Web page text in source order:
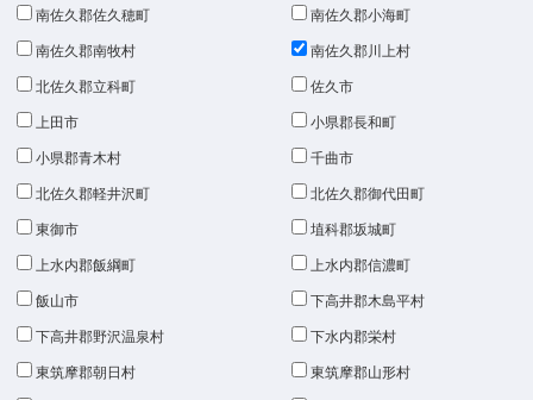
南佐久郡佐久穂町 南佐久郡小海町
南佐久郡南牧村 南佐久郡川上村
北佐久郡立科町 佐久市
上田市 小県郡長和町
小県郡青木村 千曲市
北佐久郡軽井沢町 北佐久郡御代田町
東御市 埴科郡坂城町
上水内郡飯綱町 上水内郡信濃町
飯山市 下高井郡木島平村
下高井郡野沢温泉村 下水内郡栄村
東筑摩郡朝日村 東筑摩郡山形村